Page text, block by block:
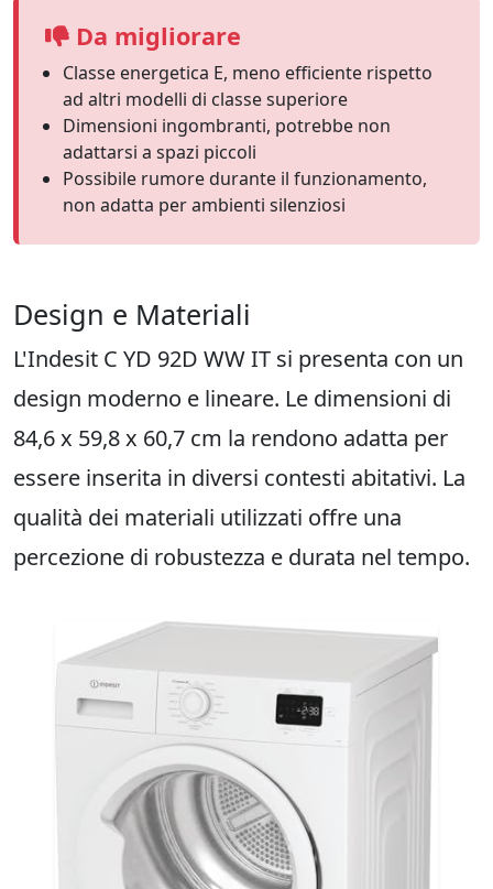
Da migliorare
Classe energetica E, meno efficiente rispetto
ad altri modelli di classe superiore
Dimensioni ingombranti, potrebbe non
adattarsi a spazi piccoli
Possibile rumore durante il funzionamento,
non adatta per ambienti silenziosi
Design e Materiali
L'Indesit C YD 92D WW IT si presenta con un
design moderno e lineare. Le dimensioni di
84,6 x 59,8 x 60,7 cm la rendono adatta per
essere inserita in diversi contesti abitativi. La
qualità dei materiali utilizzati offre una
percezione di robustezza e durata nel tempo.